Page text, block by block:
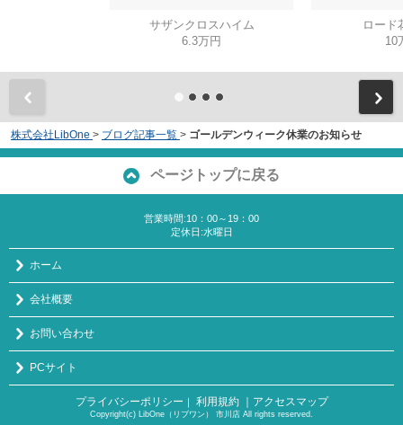
サザンクロスハイム
6.3万円
ロード
10
株式会社LibOne > ブログ記事一覧 > ゴールデンウィーク休業のお知らせ
ページトップに戻る
営業時間:10：00～19：00
定休日:水曜日
ホーム
会社概要
お問い合わせ
PCサイト
プライバシーポリシー ｜ 利用規約 ｜アクセスマップ
Copyright(c) LibOne（リブワン） 市川店 All rights reserved.